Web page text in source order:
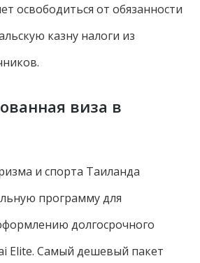
освободиться от обязанности
казну налоги из
виза в
и спорта Таиланда
программу для
долгосрочного
Elite. Самый дешевый пакет